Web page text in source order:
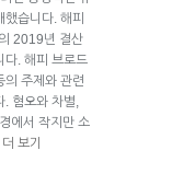
습니다. 해피
2019년 결산
다. 해피 브로드
의 주제와 관련
혐오와 차별,
에서 작지만 소
더 보기